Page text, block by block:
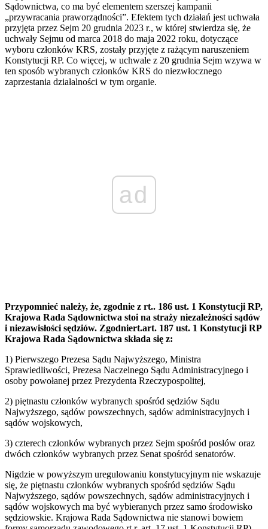
Sądownictwa, co ma być elementem szerszej kampanii
„przywracania praworządności”. Efektem tych działań jest uchwała
przyjęta przez Sejm 20 grudnia 2023 r., w której stwierdza się, że
uchwały Sejmu od marca 2018 do maja 2022 roku, dotyczące
wyboru członków KRS, zostały przyjęte z rażącym naruszeniem
Konstytucji RP. Co więcej, w uchwale z 20 grudnia Sejm wzywa w
ten sposób wybranych członków KRS do niezwłocznego
zaprzestania działalności w tym organie.
ad
Przypomnieć należy, że, zgodnie z rt.. 186 ust. 1 Konstytucji RP,
Krajowa Rada Sądownictwa stoi na straży niezależności sądów
i niezawisłości sędziów. Zgodniert.art. 187 ust. 1 Konstytucji RP
Krajowa Rada Sądownictwa składa się z:
1) Pierwszego Prezesa Sądu Najwyższego, Ministra
Sprawiedliwości, Prezesa Naczelnego Sądu Administracyjnego i
osoby powołanej przez Prezydenta Rzeczypospolitej,
2) piętnastu członków wybranych spośród sędziów Sądu
Najwyższego, sądów powszechnych, sądów administracyjnych i
sądów wojskowych,
3) czterech członków wybranych przez Sejm spośród posłów oraz
dwóch członków wybranych przez Senat spośród senatorów.
Nigdzie w powyższym uregulowaniu konstytucyjnym nie wskazuje
się, że piętnastu członków wybranych spośród sędziów Sądu
Najwyższego, sądów powszechnych, sądów administracyjnych i
sądów wojskowych ma być wybieranych przez samo środowisko
sędziowskie. Krajowa Rada Sądownictwa nie stanowi bowiem